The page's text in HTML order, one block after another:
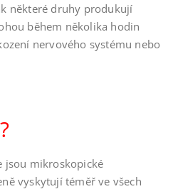
některé druhy produkují
během několika hodin
nervového systému nebo
jsou mikroskopické
vyskytují téměř ve všech